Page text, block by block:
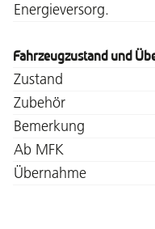
Energieversorg.
Fahrzeugzustand und
Zustand
Zubehör
Bemerkung
Ab MFK
Übernahme